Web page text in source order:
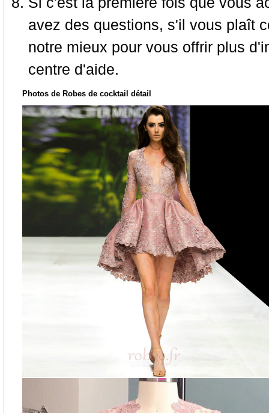
avez des questions, s'il vous plaît
notre mieux pour vous offrir plus
centre d'aide.
Photos de Robes de cocktail détail